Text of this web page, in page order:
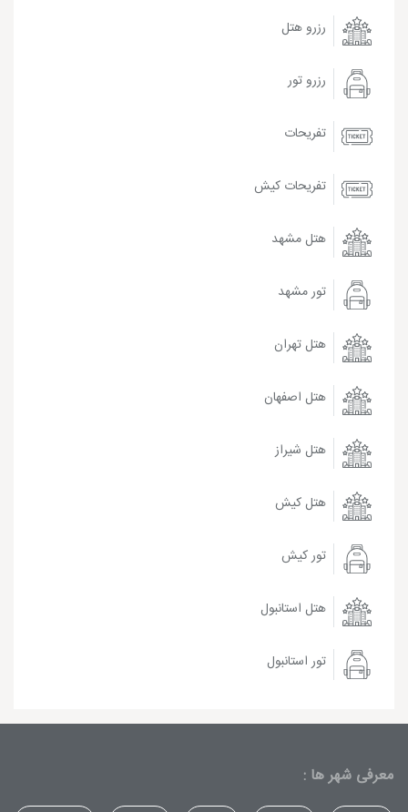
رزرو هتل
رزرو تور
تفریحات
تفریحات کیش
هتل مشهد
تور مشهد
هتل تهران
هتل اصفهان
هتل شیراز
هتل کیش
تور کیش
هتل استانبول
تور استانبول
معرفی شهر ها :